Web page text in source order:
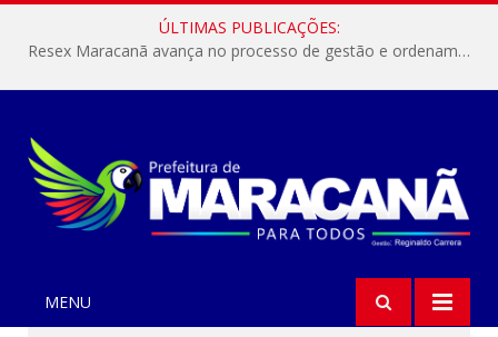
ÚLTIMAS PUBLICAÇÕES:
Resex Maracanã avança no processo de gestão e ordenamento do turismo em nossas áreas protegidas.
MENU